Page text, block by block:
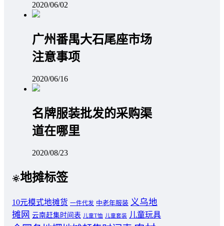
2020/06/02
广州番禺大石尾座市场
注意事项
2020/06/16
名牌服装批发的采购渠
道在哪里
2020/08/23
地摊标签
10元模式地摊货 一件代发 中老年服装 义乌地
摊网 云南赶集时间表 儿童T恤 儿童套装 儿童玩具